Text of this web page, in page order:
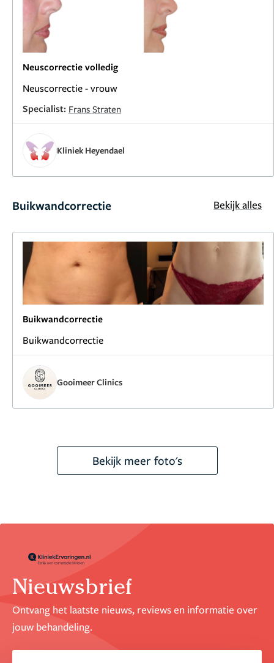
Neuscorrectie volledig
Neuscorrectie - vrouw
Specialist: Frans Straten
Kliniek Heyendael
Buikwandcorrectie Bekijk alles
Buikwandcorrectie
Buikwandcorrectie
Gooimeer Clinics
Bekijk meer foto's
Nieuwsbrief
Ontvang het laatste nieuws, reviews en informatie over
jouw behandeling.